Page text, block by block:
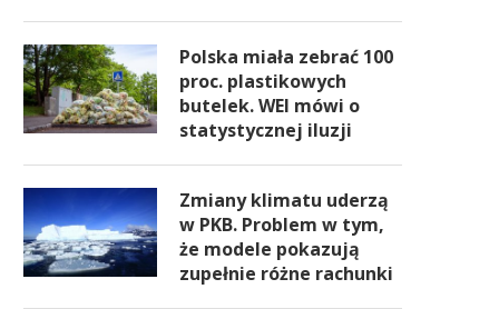
Polska miała zebrać 100
proc. plastikowych
butelek. WEI mówi o
statystycznej iluzji
Zmiany klimatu uderzą
w PKB. Problem w tym,
że modele pokazują
zupełnie różne rachunki